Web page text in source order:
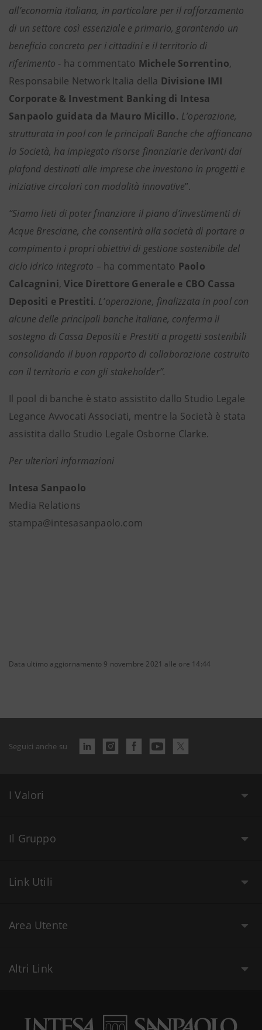
all’economia italiana, in particolare per il rafforzamento
di un settore così essenziale e primario, garantendo un
beneficio concreto per i cittadini e il territorio di
riferimento - ha commentato Michele Sorrentino,
Responsabile Network Italia della Divisione IMI
Corporate & Investment Banking di Intesa
Sanpaolo guidata da Mauro Micillo. L’operazione,
strutturata in pool con le principali Banche che affiancano
la Società, ha impiegato risorse finanziarie derivanti dai
plafond destinati alle imprese che investono in progetti e
iniziative circolari con modalità innovative”.
“Siamo lieti di poter finanziare il piano d’investimenti di
Acque Bresciane, che consentirà alla società di portare a
compimento i propri obiettivi di gestione sostenibile del
ciclo idrico integrato – ha commentato Paolo
Calcagnini,Vice Direttore Generale e CBO Cassa
Depositi e Prestiti. L’operazione, finalizzata in pool con
alcune delle principali banche italiane, conferma il
sostegno di Cassa Depositi e Prestiti a progetti sostenibili
consolidando il buon rapporto di collaborazione costruito
con il territorio e con gli stakeholder”.
Il pool di banche è stato assistito dallo Studio Legale
Legance Avvocati Associati, mentre la Società è stata
assistita dallo Studio Legale Osborne Clarke.
Per ulteriori informazioni
Intesa Sanpaolo
Media Relations
stampa@intesasanpaolo.com
Data ultimo aggiornamento 9 novembre 2021 alle ore 14:44
Seguici anche su
I Valori
Il Gruppo
Link Utili
Area Utente
Altri Link